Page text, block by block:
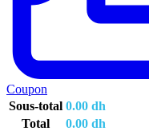
Coupon
Sous-total 0.00 dh
Total
0.00 dh